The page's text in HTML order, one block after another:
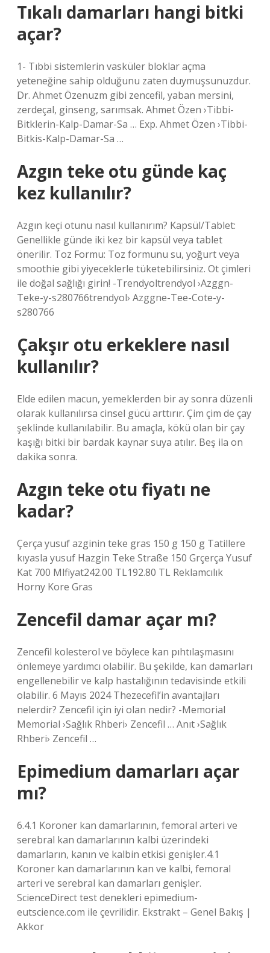
Tıkalı damarları hangi bitki
açar?
1- Tıbbi sistemlerin vasküler bloklar açma
yeteneğine sahip olduğunu zaten duymuşsunuzdur.
Dr. Ahmet Özenuzm gibi zencefil, yaban mersini,
zerdeçal, ginseng, sarımsak. Ahmet Özen ›Tibbi-
Bitklerin-Kalp-Damar-Sa … Exp. Ahmet Özen ›Tibbi-
Bitkis-Kalp-Damar-Sa …
Azgın teke otu günde kaç
kez kullanılır?
Azgın keçi otunu nasıl kullanırım? Kapsül/Tablet:
Genellikle günde iki kez bir kapsül veya tablet
önerilir. Toz Formu: Toz formunu su, yoğurt veya
smoothie gibi yiyeceklerle tüketebilirsiniz. Ot çimleri
ile doğal sağlığı girin! -Trendyoltrendyol ›Azggn-
Teke-y-s280766trendyol› Azggne-Tee-Cote-y-
s280766
Çakşır otu erkeklere nasıl
kullanılır?
Elde edilen macun, yemeklerden bir ay sonra düzenli
olarak kullanılırsa cinsel gücü arttırır. Çim çim de çay
şeklinde kullanılabilir. Bu amaçla, kökü olan bir çay
kaşığı bitki bir bardak kaynar suya atılır. Beş ila on
dakika sonra.
Azgın teke otu fiyatı ne
kadar?
Çerça yusuf azginin teke gras 150 g 150 g Tatillere
kıyasla yusuf Hazgin Teke Straße 150 Grçerça Yusuf
Kat 700 Mlfiyat242.00 TL192.80 TL Reklamcılık
Horny Kore Gras
Zencefil damar açar mı?
Zencefil kolesterol ve böylece kan pıhtılaşmasını
önlemeye yardımcı olabilir. Bu şekilde, kan damarları
engellenebilir ve kalp hastalığının tedavisinde etkili
olabilir. 6 Mayıs 2024 Thezecefil’in avantajları
nelerdir? Zencefil için iyi olan nedir? -Memorial
Memorial ›Sağlık Rhberi› Zencefil … Anıt ›Sağlık
Rhberi› Zencefil …
Epimedium damarları açar
mı?
6.4.1 Koroner kan damarlarının, femoral arteri ve
serebral kan damarlarının kalbi üzerindeki
damarların, kanın ve kalbin etkisi genişler.4.1
Koroner kan damarlarının kan ve kalbi, femoral
arteri ve serebral kan damarları genişler.
ScienceDirect test denekleri epimedium-
eutscience.com ile çevrilidir. Ekstrakt – Genel Bakış |
Akkor